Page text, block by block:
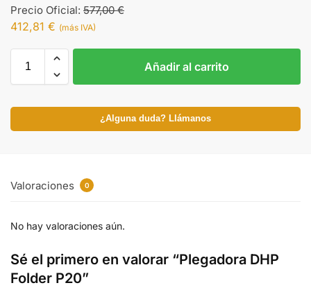
Precio Oficial: 577,00€
412,81 € (más IVA)
Añadir al carrito
¿Alguna duda? Llámanos
Valoraciones 0
No hay valoraciones aún.
Sé el primero en valorar “Plegadora DHP
Folder P20”